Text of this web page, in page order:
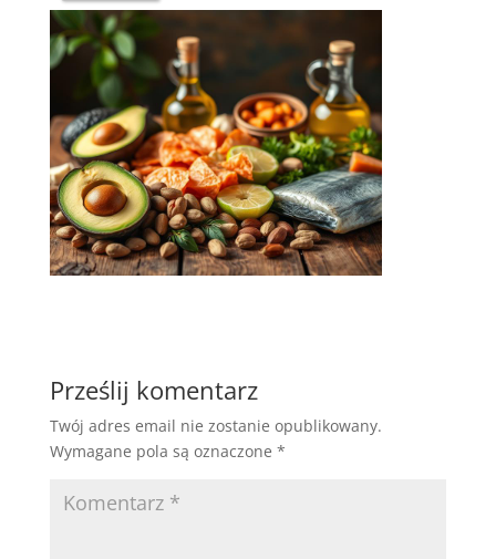
Prześlij komentarz
Twój adres email nie zostanie opublikowany.
Wymagane pola są oznaczone *